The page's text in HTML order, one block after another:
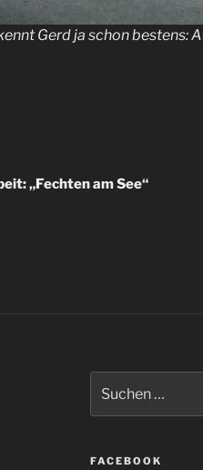
Gerd ja schon bestens:
„Fechten am See“
nach:
FACEBOOK